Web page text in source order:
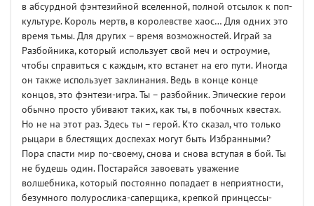
в абсурдной фэнтезийной вселенной, полной отсылок к поп-
культуре. Король мертв, в королевстве хаос… Для одних это
время тьмы. Для других – время возможностей. Играй за
Разбойника, который использует свой меч и остроумие,
чтобы справиться с каждым, кто встанет на его пути. Иногда
он также использует заклинания. Ведь в конце конце
концов, это фэнтези-игра. Ты – разбойник. Эпические герои
обычно просто убивают таких, как ты, в побочных квестах.
Но не на этот раз. Здесь ты – герой. Кто сказал, что только
рыцари в блестящих доспехах могут быть Избранными?
Пора спасти мир по-своему, снова и снова вступая в бой. Ты
не будешь один. Постарайся завоевать уважение
волшебника, который постоянно попадает в неприятности,
безумного полурослика-саперщика, крепкой принцессы-